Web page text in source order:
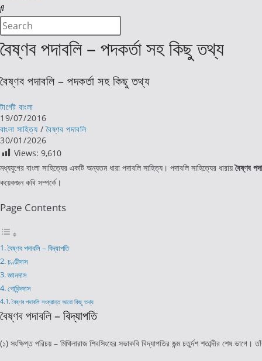
Search
this
website
Escape
to
the
বৈষ্ণব পদাবলি – পদকর্তা সহ কিছু তথ্য
বৈষ্ণব পদাবলি – পদকর্তা সহ কিছু তথ্য
Post
author:
টার্গেট বাংলা
Post
published:
19/07/2016
Post
category:
বাংলা সাহিত্য / বৈষ্ণব পদাবলি
Post
last
30/01/2026
Views: 9,610
মধ্যযুগের বাংলা সাহিত্যের একটি অন্যতম ধারা পদাবলি সাহিত্য। পদাবলি সাহিত্যের ধারায়বৈষ্ণব
কয়েকজন কবি সম্পর্কে।
Page Contents
বৈষ্ণব পদাবলি – বিদ্যাপতি
চণ্ডীদাস
জ্ঞানদাস
গোবিন্দদাস
বৈষ্ণব পদাবলি সংক্রান্ত আরো কিছু তথ্য
বৈষ্ণব পদাবলি –বিদ্যাপতি
(১) সংক্ষিপ্ত পরিচয় – মিথিলারাজ শিবসিংহের সভাকবি বিদ্যাপতির জন্ম চতুর্দশ শতাব্দীর শেষ ভাগে।